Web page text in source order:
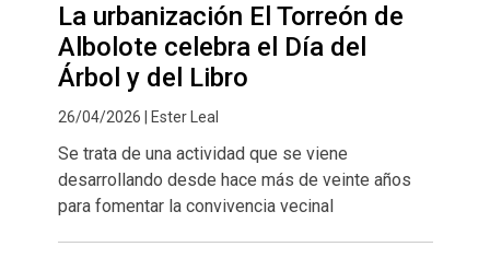
La urbanización El Torreón de
Albolote celebra el Día del
Árbol y del Libro
26/04/2026 | Ester Leal
Se trata de una actividad que se viene
desarrollando desde hace más de veinte años
para fomentar la convivencia vecinal